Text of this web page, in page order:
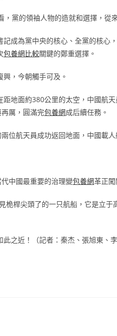
黨的領袖人物的造就和選擇，從
成為黨中央的核心、全黨的核心
包養網比較關鍵的鄭重選擇。
，今朝觸手可及。
距地面約380公里的太空，中國航
厲，圓滿完包養網成后續任務。
位航天員成功返回地面，中國載人
中國最重要的治理變包養網革正
桅桿尖頭了的一只航船，它是立于
之近！（記者：秦杰、張旭東、